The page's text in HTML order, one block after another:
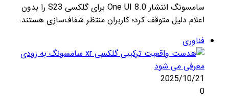
سامسونگ انتشار One UI 8.0 برای گلکسی S23 را بدون
اعلام دلیل متوقف کرد؛ کاربران منتظر شفاف‌سازی هستند.
فناوری
2025/10/21
0